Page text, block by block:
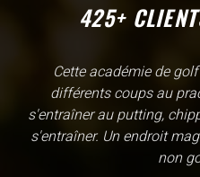
425+
L'Academy de Gammarth
une école, en fait c'est
évidemment un pratique
un sur herbe, des zones
Vous y avez pensé, c'est